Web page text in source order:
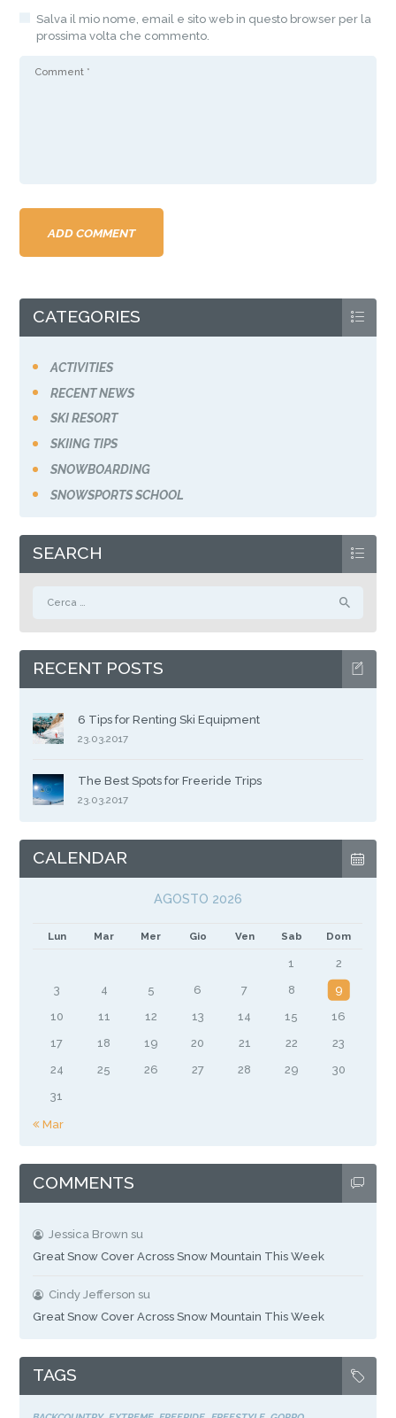
Salva il mio nome, email e sito web in questo browser per la
prossima volta che commento.
CATEGORIES
ACTIVITIES
RECENT NEWS
SKI RESORT
SKIING TIPS
SNOWBOARDING
SNOWSPORTS SCHOOL
SEARCH
RECENT POSTS
6 Tips for Renting Ski Equipment
23.03.2017
The Best Spots for Freeride Trips
23.03.2017
CALENDAR
AGOSTO 2026
Lun Mar Mer Gio Ven Sab Dom
1
2
3
4 5 6 7 8
9
10
11 12 13 14 15
16
17
18 19 20 21 22
23
24
25 26 27 28 29
30
31
« Mar
COMMENTS
Jessica Brown su
Great Snow Cover Across Snow Mountain This Week
Cindy Jefferson su
Great Snow Cover Across Snow Mountain This Week
TAGS